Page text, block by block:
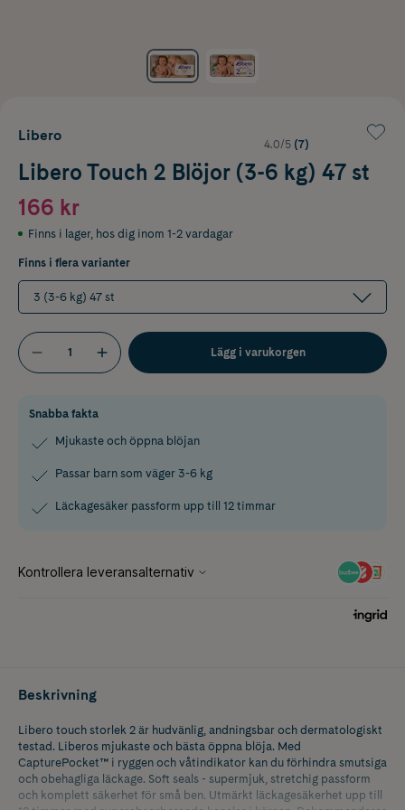
Libero
4.0/5 (7)
Libero Touch 2 Blöjor (3-6 kg) 47 st
166 kr
Finns i lager, hos dig inom 1-2 vardagar
Finns i flera varianter
3 (3-6 kg) 47 st
Lägg i varukorgen
Snabba fakta
Mjukaste och öppna blöjan
Passar barn som väger 3-6 kg
Läckagesäker passform upp till 12 timmar
Beskrivning
Libero touch storlek 2 är hudvänlig, andningsbar och dermatologiskt
testad. Liberos mjukaste och bästa öppna blöja. Med
CapturePocket™ i ryggen och våtindikator kan du förhindra smutsiga
och obehagliga läckage. Soft seals - supermjuk, stretchig passform
och komplett säkerhet för små ben. Utmärkt läckagesäkerhet upp till